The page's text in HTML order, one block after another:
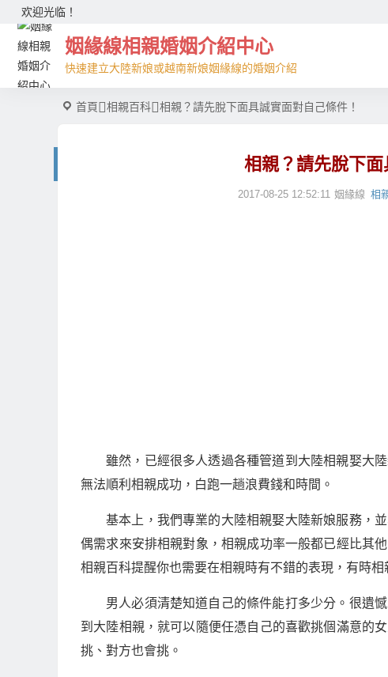
欢迎光临！
姻緣線相親婚姻介紹中心
快速建立大陸新娘或越南新娘姻緣線的婚姻介紹
首頁 相親百科 相親？請先脫下面具誠實面對自己條件！
相親？請先脫下面
2017-08-25 12:52:11 姻緣線 相
雖然，已經很多人透過各種管道到大陸相親娶大
無法順利相親成功，白跑一趟浪費錢和時間。
基本上，我們專業的大陸相親娶大陸新娘服務，
偶需求來安排相親對象，相親成功率一般都已經比其
相親百科提醒你也需要在相親時有不錯的表現，有時
男人必須清楚知道自己的條件能打多少分。很遺
到大陸相親，就可以隨便任憑自己的喜歡挑個滿意的
挑、對方也會挑。